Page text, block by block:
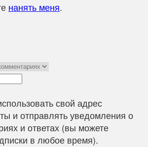
нанять меня.
свой адрес
и отправлять уведомления о
и ответах (вы можете
в любое время).